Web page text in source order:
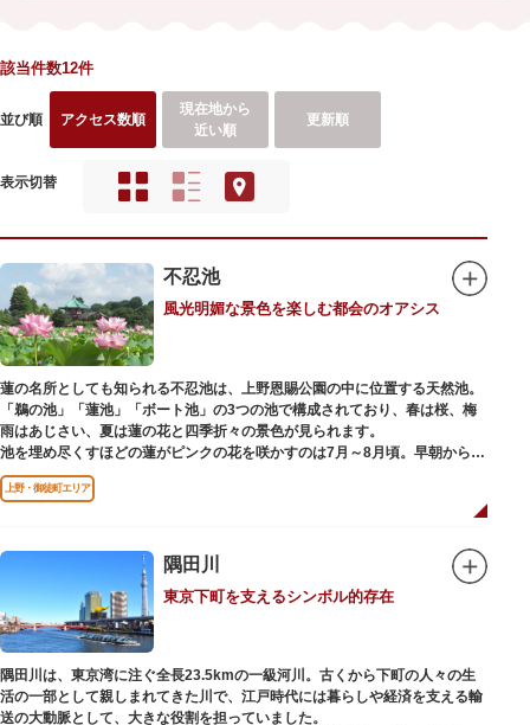
該当件数12件
並び順 アクセス数順
現在地から
近い順
更新順
表示切替
不忍池
風光明媚な景色を楽しむ都会のオアシス
蓮の名所としても知られる不忍池は、上野恩賜公園の中に位置する天然池。
「鵜の池」「蓮池」「ボート池」の3つの池で構成されており、春は桜、梅
雨はあじさい、夏は蓮の花と四季折々の景色が見られます。
池を埋め尽くすほどの蓮がピンクの花を咲かすのは7月～8月頃。早朝から午
前のみ開花するので、シーズン中は多くの観光客が朝早くから池を訪れま
す。綺麗な蓮の花を近くから観察できるデッキを散歩しながら朝の不忍池を
から池を眺めれば、新しい発見ができるかもしれません。また、「鵜の池」
にはマガモ・オナガガモなどたくさんの鴨や渡り鳥が訪れます。大都会の中
でバードウォッチングができる珍しいスポットです。
ファミリーで、カップルで、または一人でゆったりと、思い思いの時間をお
過ごしください。
上野・御徒町エリア
隅田川
東京下町を支えるシンボル的存在
隅田川は、東京湾に注ぐ全長23.5kmの一級河川。古くから下町の人々の生
活の一部として親しまれてきた川で、江戸時代には暮らしや経済を支える輸
送の大動脈として、大きな役割を担っていました。